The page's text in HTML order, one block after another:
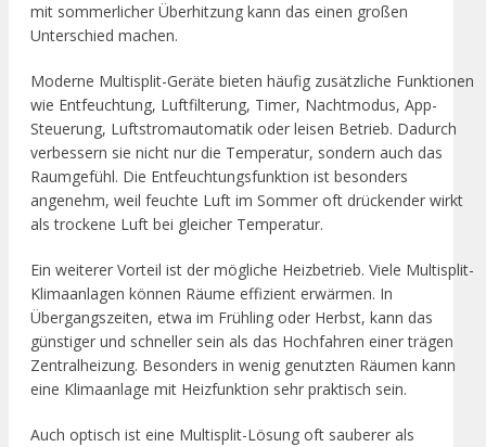
mit sommerlicher Überhitzung kann das einen großen
Unterschied machen.
Moderne Multisplit-Geräte bieten häufig zusätzliche Funktionen
wie Entfeuchtung, Luftfilterung, Timer, Nachtmodus, App-
Steuerung, Luftstromautomatik oder leisen Betrieb. Dadurch
verbessern sie nicht nur die Temperatur, sondern auch das
Raumgefühl. Die Entfeuchtungsfunktion ist besonders
angenehm, weil feuchte Luft im Sommer oft drückender wirkt
als trockene Luft bei gleicher Temperatur.
Ein weiterer Vorteil ist der mögliche Heizbetrieb. Viele Multisplit-
Klimaanlagen können Räume effizient erwärmen. In
Übergangszeiten, etwa im Frühling oder Herbst, kann das
günstiger und schneller sein als das Hochfahren einer trägen
Zentralheizung. Besonders in wenig genutzten Räumen kann
eine Klimaanlage mit Heizfunktion sehr praktisch sein.
Auch optisch ist eine Multisplit-Lösung oft sauberer als